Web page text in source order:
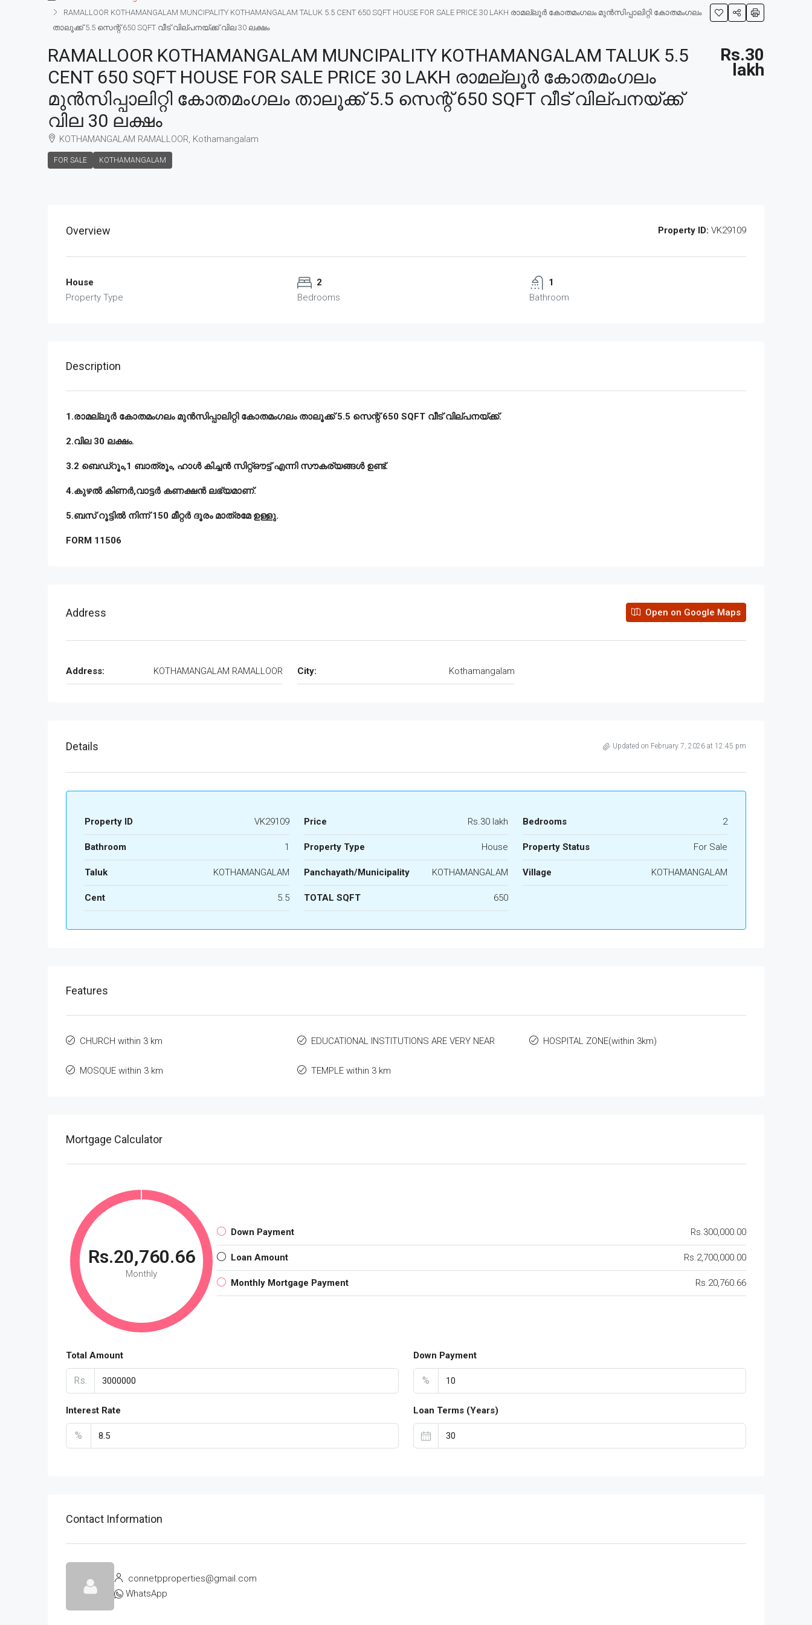
RAMALLOOR KOTHAMANGALAM MUNCIPALITY KOTHAMANGALAM TALUK 5.5 CENT 650 SQFT HOUSE FOR SALE PRICE 30 LAKH രാമല്ലൂർ കോതമംഗലം മുൻസിപ്പാലിറ്റി കോതമംഗലം
താലൂക്ക് 5.5 സെന്റ് 650 SQFT വീട് വില്പനയ്ക്ക് വില 30 ലക്ഷം
RAMALLOOR KOTHAMANGALAM MUNCIPALITY KOTHAMANGALAM TALUK 5.5
CENT 650 SQFT HOUSE FOR SALE PRICE 30 LAKH രാമല്ലൂർ കോതമംഗലം
മുൻസിപ്പാലിറ്റി കോതമംഗലം താലൂക്ക് 5.5 സെന്റ് 650 SQFT വീട് വില്പനയ്ക്ക്
വില 30 ലക്ഷം
KOTHAMANGALAM RAMALLOOR, Kothamangalam
FOR SALE KOTHAMANGALAM
Rs.30
lakh
Overview Property ID: VK29109
House
Property Type
2
Bedrooms
1
Bathroom
Description
1.രാമല്ലൂർ കോതമംഗലം മുൻസിപ്പാലിറ്റി കോതമംഗലം താലൂക്ക്5.5 സെന്റ്650 SQFT വീട് വില്പനയ്ക്ക്.
2.വില30 ലക്ഷം.
3.2 ബെഡ്‌റൂം,1 ബാത്രൂം, ഹാൾ കിച്ചൻ സിറ്റ്ഔട്ട് എന്നി സൗകര്യങ്ങൾ ഉണ്ട്.
4.കുഴൽ കിണർ,വാട്ടർ കണക്ഷൻ ലഭ്യമാണ്.
5.ബസ് റൂട്ടിൽ നിന്ന്150 മീറ്റർ ദൂരം മാത്രമേ ഉള്ളു.
FORM 11506
Address Open on Google Maps
Address: KOTHAMANGALAM RAMALLOOR City: Kothamangalam
Details Updated on February 7, 2026 at 12:45 pm
Property ID VK29109 Price Rs.30 lakh Bedrooms 2
Bathroom 1 Property Type House Property Status For Sale
Taluk KOTHAMANGALAM Panchayath/Municipality KOTHAMANGALAM Village KOTHAMANGALAM
Cent 5.5 TOTAL SQFT 650
Features
CHURCH within 3 km EDUCATIONAL INSTITUTIONS ARE VERY NEAR HOSPITAL ZONE(within 3km)
MOSQUE within 3 km TEMPLE within 3 km
Mortgage Calculator
Rs.20,760.66
Monthly
Down Payment Rs.300,000.00
Loan Amount Rs.2,700,000.00
Monthly Mortgage Payment Rs.20,760.66
Total Amount
Rs.
Down Payment
%
Interest Rate
%
Loan Terms (Years)
Contact Information
connetpproperties@gmail.com
WhatsApp